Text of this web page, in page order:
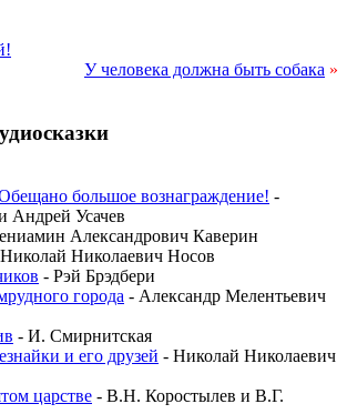
У человека должна быть собака »
большое вознаграждение! -
Андрей Усачев
Александрович Каверин
Николаевич Носов
- Рэй Брэдбери
города - Александр Мелентьевич
- И. Смирнитская
и его друзей - Николай Николаевич
царстве - В.Н. Коростылев и В.Г.